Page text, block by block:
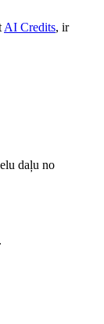
AI Credits, ir
daļu no